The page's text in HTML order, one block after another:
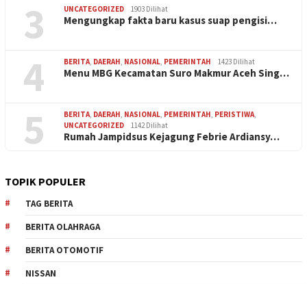
3 UNCATEGORIZED 1903 Dilihat
Mengungkap fakta baru kasus suap pengisi…
4 BERITA, DAERAH, NASIONAL, PEMERINTAH 1423 Dilihat
Menu MBG Kecamatan Suro Makmur Aceh Sing…
5 BERITA, DAERAH, NASIONAL, PEMERINTAH, PERISTIWA,
UNCATEGORIZED
1142 Dilihat
Rumah Jampidsus Kejagung Febrie Ardiansy…
TOPIK POPULER
TAG BERITA
BERITA OLAHRAGA
BERITA OTOMOTIF
NISSAN